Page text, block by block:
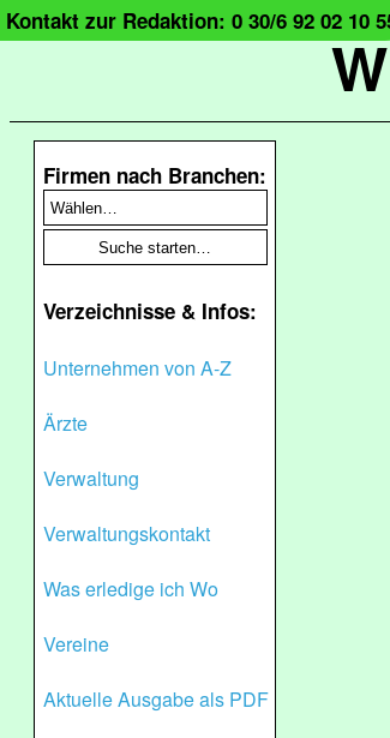
Kontakt zur Redaktion: 0 30/6 92 02 10
Firmen nach Branchen:
Verzeichnisse & Infos:
Unternehmen von A-Z
Ärzte
Verwaltung
Verwaltungskontakt
Was erledige ich Wo
Vereine
Aktuelle Ausgabe als PDF